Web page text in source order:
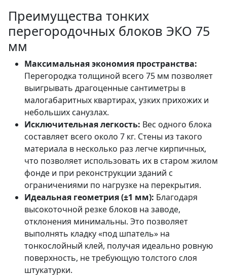
Преимущества тонких
перегородочных блоков ЭКО 75
мм
Максимальная экономия пространства:
Перегородка толщиной всего 75 мм позволяет
выигрывать драгоценные сантиметры в
малогабаритных квартирах, узких прихожих и
небольших санузлах.
Исключительная легкость: Вес одного блока
составляет всего около 7 кг. Стены из такого
материала в несколько раз легче кирпичных,
что позволяет использовать их в старом жилом
фонде и при реконструкции зданий с
ограничениями по нагрузке на перекрытия.
Идеальная геометрия (±1 мм): Благодаря
высокоточной резке блоков на заводе,
отклонения минимальны. Это позволяет
выполнять кладку «под шпатель» на
тонкослойный клей, получая идеально ровную
поверхность, не требующую толстого слоя
штукатурки.